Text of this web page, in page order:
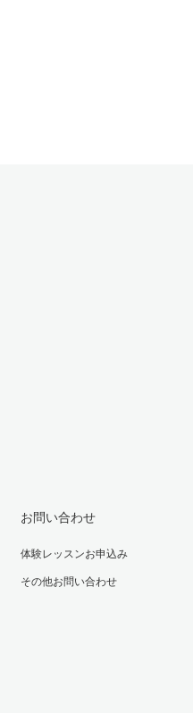
お問い合わせ
体験レッスンお申込み
その他お問い合わせ